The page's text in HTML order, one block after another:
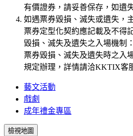
有價證券，請妥善保存，如遺
如遇票券毀損、滅失或遺失，
票券定型化契約應記載及不得
毀損、滅失及遺失之入場機制
票券毀損、滅失及遺失時之入
規定辦理，詳情請洽KKTIX客
藝文活動
戲劇
成年禮金專區
檢視地圖